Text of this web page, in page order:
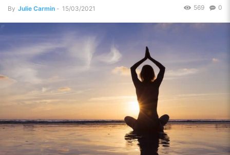
By Julie Carmin - 15/03/2021 0
569